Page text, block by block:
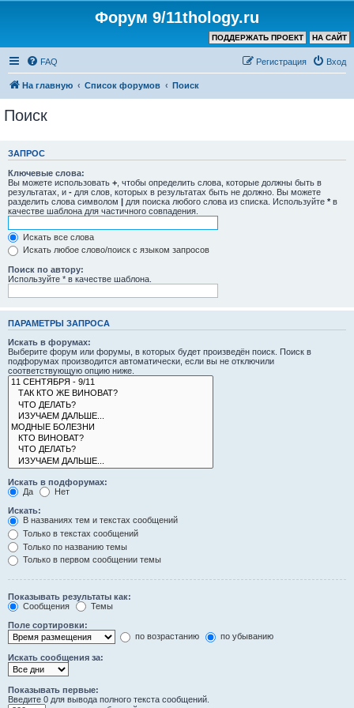
Форум 9/11thology.ru
НА САЙТ
ПОДДЕРЖАТЬ ПРОЕКТ
FAQ Вход
Регистрация
На главную Список форумов Поиск
Поиск
ЗАПРОС
Ключевые слова:
Вы можете использовать + , чтобы определить слова, которые должны быть в
результатах, и - для слов, которых в результатах быть не должно. Вы можете
разделить слова символом | для поиска любого слова из списка. Используйте * в
качестве шаблона для частичного совпадения.
Искать все слова
Искать любое слово/поиск с языком запросов
Поиск по автору:
Используйте * в качестве шаблона.
ПАРАМЕТРЫ ЗАПРОСА
Искать в форумах:
Выберите форум или форумы, в которых будет произведён поиск. Поиск в
подфорумах производится автоматически, если вы не отключили
соответствующую опцию ниже.
Искать в подфорумах:
Да
Нет
Искать:
В названиях тем и текстах сообщений
Только в текстах сообщений
Только по названию темы
Только в первом сообщении темы
Показывать результаты как:
Сообщения
Темы
Поле сортировки:
по возрастанию
по убыванию
Искать сообщения за:
Показывать первые:
Введите 0 для вывода полного текста сообщений.